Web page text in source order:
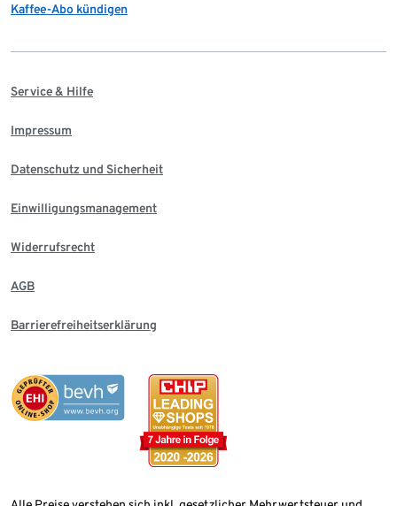
Kaffee-Abo kündigen
Service & Hilfe
Impressum
Datenschutz und Sicherheit
Einwilligungsmanagement
Widerrufsrecht
AGB
Barrierefreiheitserklärung